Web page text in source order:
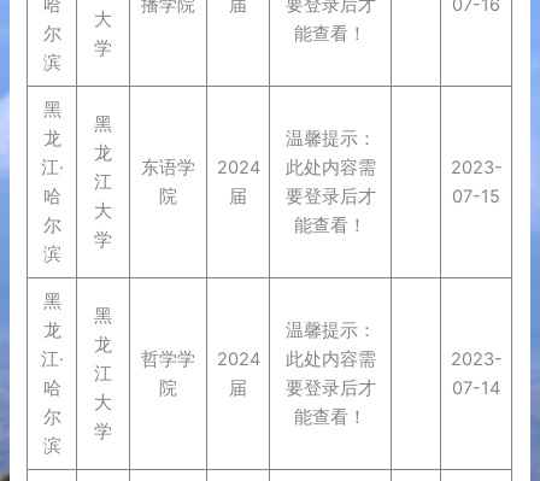
哈
尔
滨
大
学
播学院 届
要登录后才
能查看！
07-16
黑
龙
江·
哈
尔
滨
黑
龙
江
大
学
东语学
院
2024
届
温馨提示：
此处内容需
要登录后才
能查看！
2023-
07-15
黑
龙
江·
哈
尔
滨
黑
龙
江
大
学
哲学学
院
2024
届
温馨提示：
此处内容需
要登录后才
能查看！
2023-
07-14